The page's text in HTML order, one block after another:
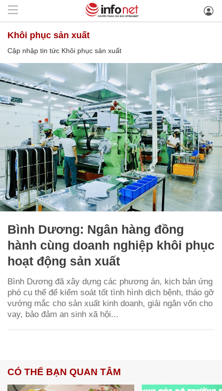
Khôi phục sản xuất
Cập nhập tin tức Khôi phục sản xuất
Bình Dương: Ngân hàng đồng
hành cùng doanh nghiệp khôi phục
hoạt động sản xuất
Bình Dương đã xây dựng các phương án, kịch bản ứng
phó cụ thể để kiểm soát tốt tình hình dịch bệnh, tháo gỡ
vướng mắc cho sản xuất kinh doanh, giải ngân vốn cho
vay, bảo đảm an sinh xã hội...
CÓ THỂ BẠN QUAN TÂM